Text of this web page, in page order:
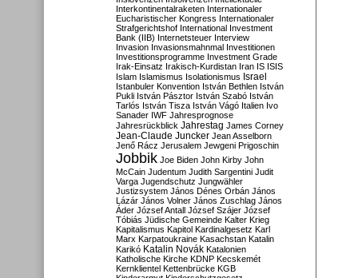
Interkontinentalraketen Internationaler
Eucharistischer Kongress Internationaler
Strafgerichtshof International Investment
Bank (IIB) Internetsteuer Interview
Invasion Invasionsmahnmal Investitionen
Investitionsprogramme Investment Grade
Irak-Einsatz Irakisch-Kurdistan Iran IS ISIS
Islam Islamismus Isolationismus Israel
Istanbuler Konvention István Bethlen István
Pukli István Pásztor István Szabó István
Tarlós István Tisza István Vágó Italien Ivo
Sanader IWF Jahresprognose
Jahresrückblick Jahrestag James Corney
Jean-Claude Juncker Jean Asselborn
Jenő Rácz Jerusalem Jewgeni Prigoschin
Jobbik Joe Biden John Kirby John
McCain Judentum Judith Sargentini Judit
Varga Jugendschutz Jungwähler
Justizsystem János Dénes Orbán János
Lázár János Volner János Zuschlag János
Áder József Antall József Szájer József
Tóbiás Jüdische Gemeinde Kalter Krieg
Kapitalismus Kapitol Kardinalgesetz Karl
Marx Karpatoukraine Kasachstan Katalin
Karikó Katalin Novák Katalonien
Katholische Kirche KDNP Kecskemét
Kernklientel Kettenbrücke KGB